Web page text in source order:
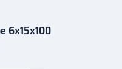
6x15x100